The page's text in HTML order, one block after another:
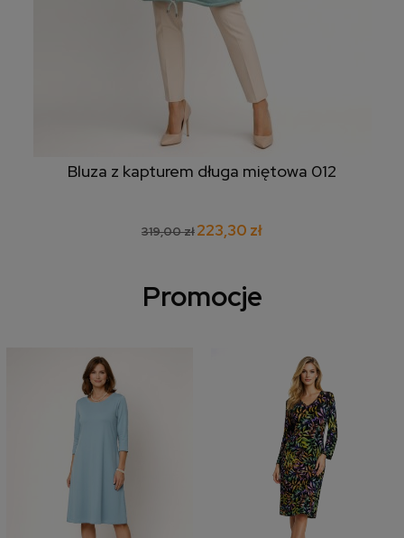
Bluza z kapturem długa miętowa 012
319,00 zł223,30 zł
Promocje